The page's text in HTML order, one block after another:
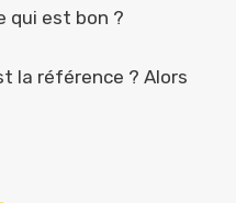
qui est bon ?
la référence ? Alors